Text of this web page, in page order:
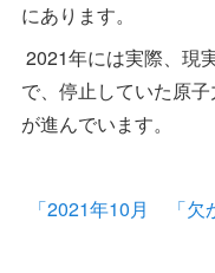
にあります。
2021年には実際、現
で、停止していた原
が進んでいます。
「2021年10月 「